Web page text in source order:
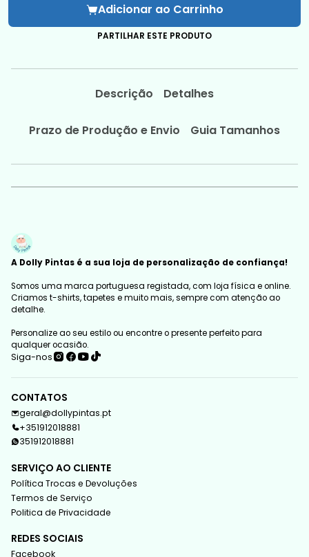
Adicionar ao Carrinho
PARTILHAR ESTE PRODUTO
Descrição Detalhes
Prazo de Produção e Envio Guia Tamanhos
A Dolly Pintas é a sua loja de personalização de confiança!
Somos uma marca portuguesa registada, com loja física e online.
Criamos t-shirts, tapetes e muito mais, sempre com atenção ao
detalhe.
Personalize ao seu estilo ou encontre o presente perfeito para
qualquer ocasião.
Siga-nos
CONTATOS
geral@dollypintas.pt
+351912018881
351912018881
SERVIÇO AO CLIENTE
Política Trocas e Devoluções
Termos de Serviço
Politica de Privacidade
REDES SOCIAIS
Facebook